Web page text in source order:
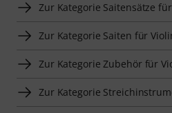
Zur Kategorie Saitensätze
Zur Kategorie Saiten für
Zur Kategorie Zubehör für
Zur Kategorie